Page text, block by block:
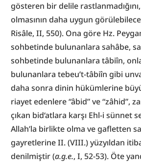
gösteren bir delile
olmasının daha uygun
Risâle, II, 550). Ona göre Hz.
sohbetinde bulunanlara sahâbe,
sohbetinde bulunanlara tâbiîn,
bulunanlara tebeu’t-tâbiîn gibi
daha sonra dinin hükümlerine
riayet edenlere “âbid” ve “zâhid”,
çıkan bid‘atlara karşı Ehl-i sünnet
Allah’la birlikte olma ve gafletten
gayretlerine II. (VIII.) yüzyıldan
denilmiştir (a.g.e., I, 52-53). Öte